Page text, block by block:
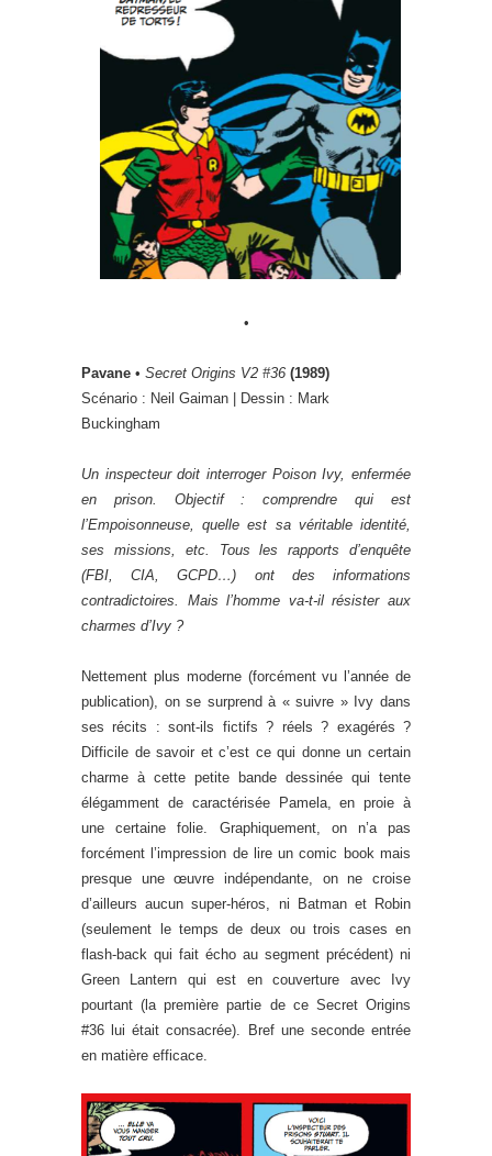
•
Pavane • Secret Origins V2 #36 (1989)
Scénario : Neil Gaiman | Dessin : Mark
Buckingham
Un inspecteur doit interroger Poison Ivy, enfermée
en prison. Objectif : comprendre qui est
l’Empoisonneuse, quelle est sa véritable identité,
ses missions, etc. Tous les rapports d’enquête
(FBI, CIA, GCPD…) ont des informations
contradictoires. Mais l’homme va-t-il résister aux
charmes d’Ivy ?
Nettement plus moderne (forcément vu l’année de
publication), on se surprend à « suivre » Ivy dans
ses récits : sont-ils fictifs ? réels ? exagérés ?
Difficile de savoir et c’est ce qui donne un certain
charme à cette petite bande dessinée qui tente
élégamment de caractérisée Pamela, en proie à
une certaine folie. Graphiquement, on n’a pas
forcément l’impression de lire un comic book mais
presque une œuvre indépendante, on ne croise
d’ailleurs aucun super-héros, ni Batman et Robin
(seulement le temps de deux ou trois cases en
flash-back qui fait écho au segment précédent) ni
Green Lantern qui est en couverture avec Ivy
pourtant (la première partie de ce Secret Origins
#36 lui était consacrée). Bref une seconde entrée
en matière efficace.